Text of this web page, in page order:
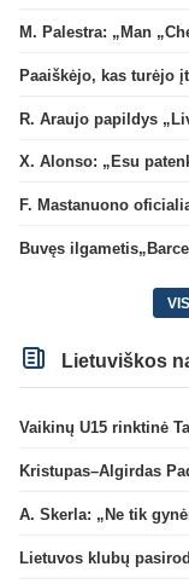
R. Araujo papildys
Lietuviškos
A. Skerla: „Ne tik